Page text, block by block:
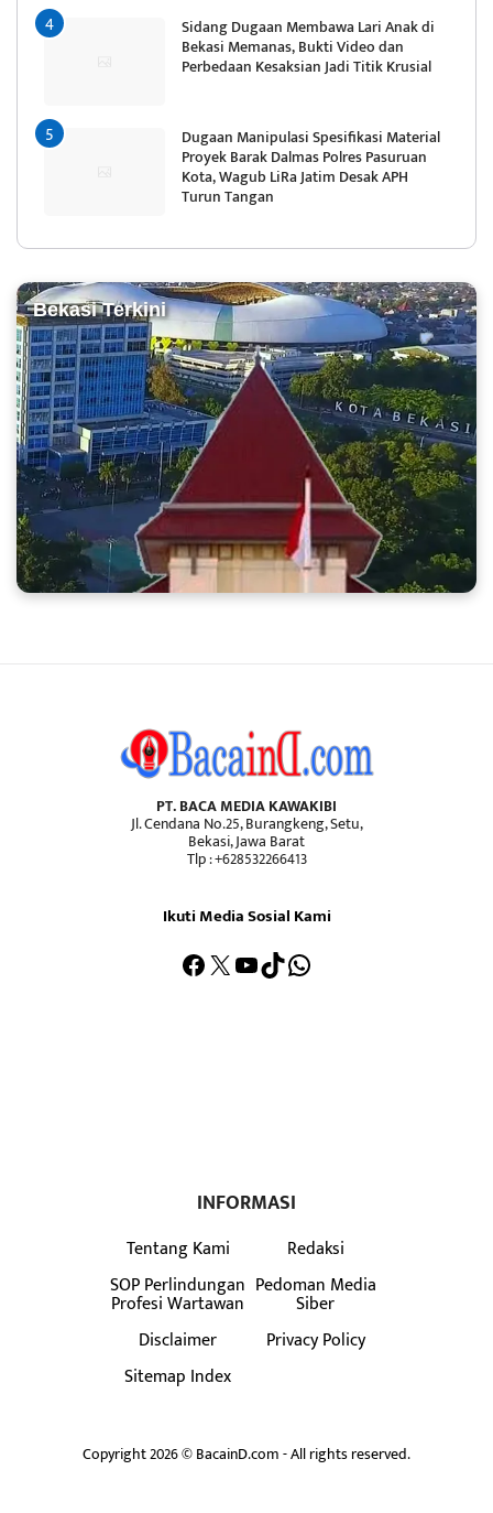
Sidang Dugaan Membawa Lari Anak di
Bekasi Memanas, Bukti Video dan
Perbedaan Kesaksian Jadi Titik Krusial
Dugaan Manipulasi Spesifikasi Material
Proyek Barak Dalmas Polres Pasuruan
Kota, Wagub LiRa Jatim Desak APH
Turun Tangan
Bekasi Terkini
PT. BACA MEDIA KAWAKIBI
Jl. Cendana No.25, Burangkeng, Setu,
Bekasi, Jawa Barat
Tlp : +628532266413
Ikuti Media Sosial Kami
Facebook
X YouTube
TikTokWhatsApp
INFORMASI
Tentang Kami
Redaksi
SOP Perlindungan
Profesi Wartawan
Pedoman Media
Siber
Disclaimer
Privacy Policy
Sitemap Index
Copyright 2026 © BacainD.com - All rights reserved.